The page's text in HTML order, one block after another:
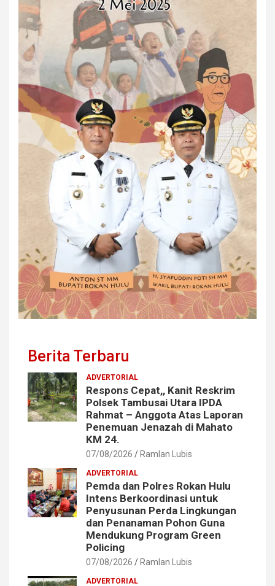
Berita Terbaru
ADVERTORIAL
Respons Cepat,, Kanit Reskrim
Polsek Tambusai Utara IPDA
Rahmat – Anggota Atas Laporan
Penemuan Jenazah di Mahato
KM 24.
07/08/2026 Ramlan Lubis
ADVERTORIAL
Pemda dan Polres Rokan Hulu
Intens Berkoordinasi untuk
Penyusunan Perda Lingkungan
dan Penanaman Pohon Guna
Mendukung Program Green
Policing
07/08/2026 Ramlan Lubis
ADVERTORIAL